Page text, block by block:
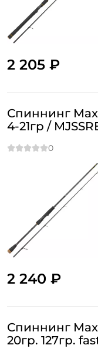
2 205 ₽
Спиннинг
4-21гр /
2 240 ₽
Спиннинг
20гр. 127гр.